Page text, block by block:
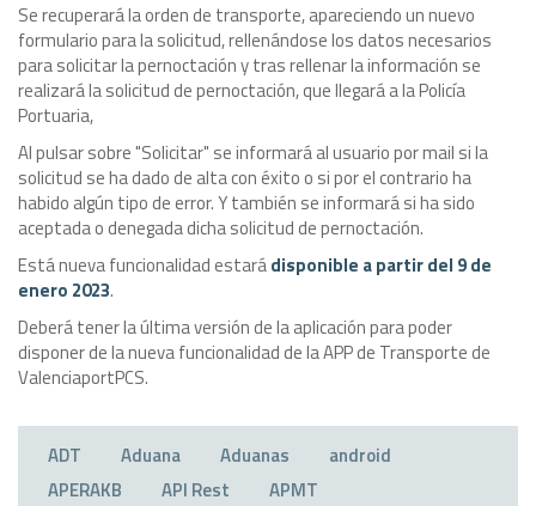
Se recuperará la orden de transporte, apareciendo un nuevo
formulario para la solicitud, rellenándose los datos necesarios
para solicitar la pernoctación y tras rellenar la información se
realizará la solicitud de pernoctación, que llegará a la Policía
Portuaria,
Al pulsar sobre "Solicitar" se informará al usuario por mail si la
solicitud se ha dado de alta con éxito o si por el contrario ha
habido algún tipo de error. Y también se informará si ha sido
aceptada o denegada dicha solicitud de pernoctación.
Está nueva funcionalidad estarádisponible a partir del 9 de
enero 2023.
Deberá tener la última versión de la aplicación para poder
disponer de la nueva funcionalidad de la APP de Transporte de
ValenciaportPCS.
ADT Aduana Aduanas
android
APERAKB
API Rest
APMT